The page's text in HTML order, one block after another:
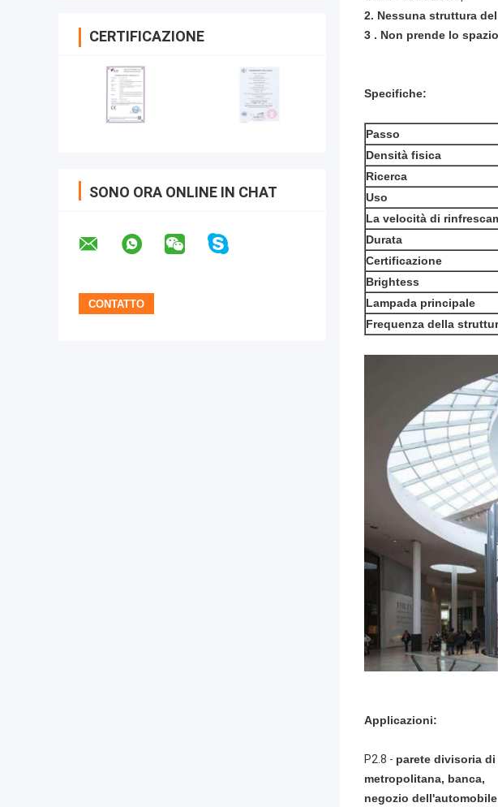
CERTIFICAZIONE
SONO ORA ONLINE IN CHAT
2. Nessuna struttura
3 . Non prende lo
Specifiche:
Passo
Densità fisica
Ricerca
Uso
La velocità di
Durata
Certificazione
Brightess
Lampada principale
Frequenza della
Applicazioni:
P2.8 - parete divisoria
metropolitana, banca,
negozio